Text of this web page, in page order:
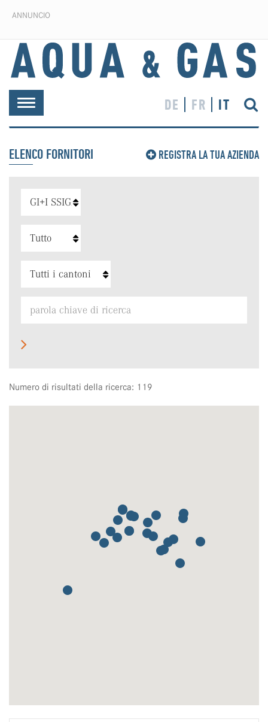
ANNUNCIO
Toggle
navigation
DE FR IT
ELENCO FORNITORI REGISTRA LA TUA AZIENDA
Numero di risultati della ricerca: 119